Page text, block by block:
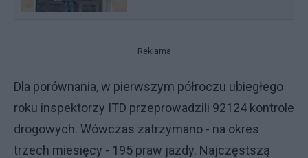
Reklama
Dla porównania, w pierwszym półroczu ubiegłego
roku inspektorzy ITD przeprowadzili 92124 kontrole
drogowych. Wówczas zatrzymano - na okres
trzech miesięcy - 195 praw jazdy. Najczęstszą